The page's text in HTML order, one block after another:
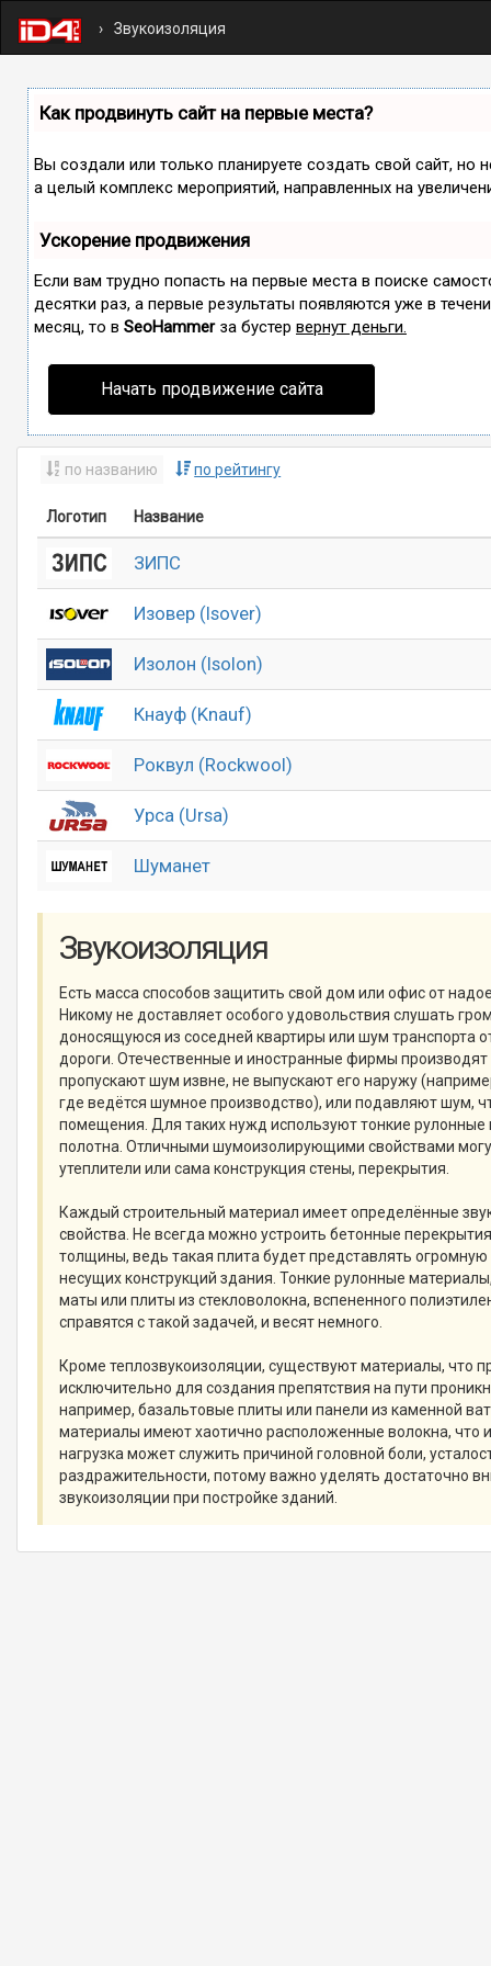
Звукоизоляция
Как продвинуть сайт на первые места?
Вы создали или только планируете создать свой сайт, но
а целый комплекс мероприятий, направленных на
Ускорение продвижения
Если вам трудно попасть на первые места в поиске
десятки раз, а первые результаты появляются уже в
месяц, то в SeoHammerза бустер вернут деньги.
Начать продвижение сайта
по названию по рейтингу
Логотип Название
ЗИПС
Изовер (Isover)
Изолон (Isolon)
Кнауф (Knauf)
Роквул (Rockwool)
Урса (Ursa)
Шуманет
Звукоизоляция
Есть масса способов защитить свой дом или офис от
Никому не доставляет особого удовольствия слушать
доносящуюся из соседней квартиры или шум транспорта
дороги. Отечественные и иностранные фирмы
пропускают шум извне, не выпускают его наружу
где ведётся шумное производство), или подавляют шум,
помещения. Для таких нужд используют тонкие
полотна. Отличными шумоизолирующими свойствами
утеплители или сама конструкция стены, перекрытия.
Каждый строительный материал имеет определённые
свойства. Не всегда можно устроить бетонные
толщины, ведь такая плита будет представлять огромную
несущих конструкций здания. Тонкие рулонные
маты или плиты из стекловолокна, вспененного
справятся с такой задачей, и весят немного.
Кроме теплозвукоизоляции, существуют материалы, что
исключительно для создания препятствия на пути
например, базальтовые плиты или панели из каменной
материалы имеют хаотично расположенные волокна, что
нагрузка может служить причиной головной боли,
раздражительности, потому важно уделять достаточно
звукоизоляции при постройке зданий.